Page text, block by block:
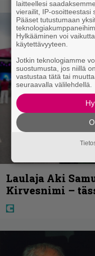
Laulaja Aki
Kirvesnimi –
laitteellesi
vierailit, IP-osoitteestasi
Pääset tutustumaan
Hylkääminen voi
käytettävyyteen.
Jotkin teknologiamme
suostumusta, jos niillä
vastustaa tätä tai
seuraavalla välilehdellä.